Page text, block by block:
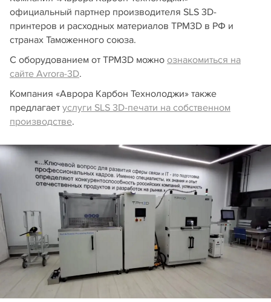
официальный партнер производителя SLS 3D-
принтеров и расходных материалов TPM3D в РФ и
странах Таможенного союза.
С оборудованием от TPM3D можно ознакомиться на
сайте Avrora-3D.
Компания «Аврора Карбон Технолоджи» также
предлагает услуги SLS 3D-печати на собственном
производстве.